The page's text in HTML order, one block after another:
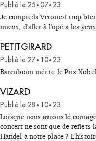
Publié le 25 • 07 • 23
Je compreds Veronesi trop
mieux, d'aller à l'opéra les
PETITGIRARD
Publié le 27 • 10 • 23
Barenboïm mérite le Prix
VIZARD
Publié le 28 • 10 • 23
Lorsque nous aurons le
concert ne sont que de reflets
Handel à notre place ?